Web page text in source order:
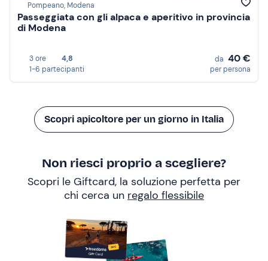
Pompeano, Modena
Passeggiata con gli alpaca e aperitivo in provincia
di Modena
3 ore
4,8
1-6 partecipanti
da 40 €
per persona
Scopri apicoltore per un giorno in Italia
Non riesci proprio a scegliere?
Scopri le Giftcard, la soluzione perfetta per
chi cerca un regalo flessibile